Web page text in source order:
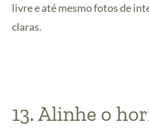
livre e até mesmo fotos de
claras.
13. Alinhe o